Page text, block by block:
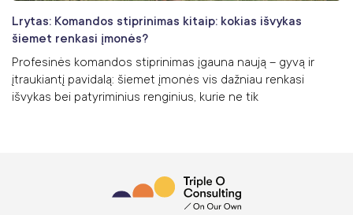
Lrytas: Komandos stiprinimas kitaip: kokias išvykas
šiemet renkasi įmonės?
Profesinės komandos stiprinimas įgauna naują – gyvą ir
įtraukiantį pavidalą: šiemet įmonės vis dažniau renkasi
išvykas bei patyriminius renginius, kurie ne tik